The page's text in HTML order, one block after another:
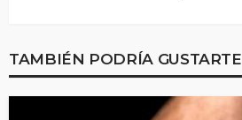
TAMBIÉN PODRÍA GUSTARTE